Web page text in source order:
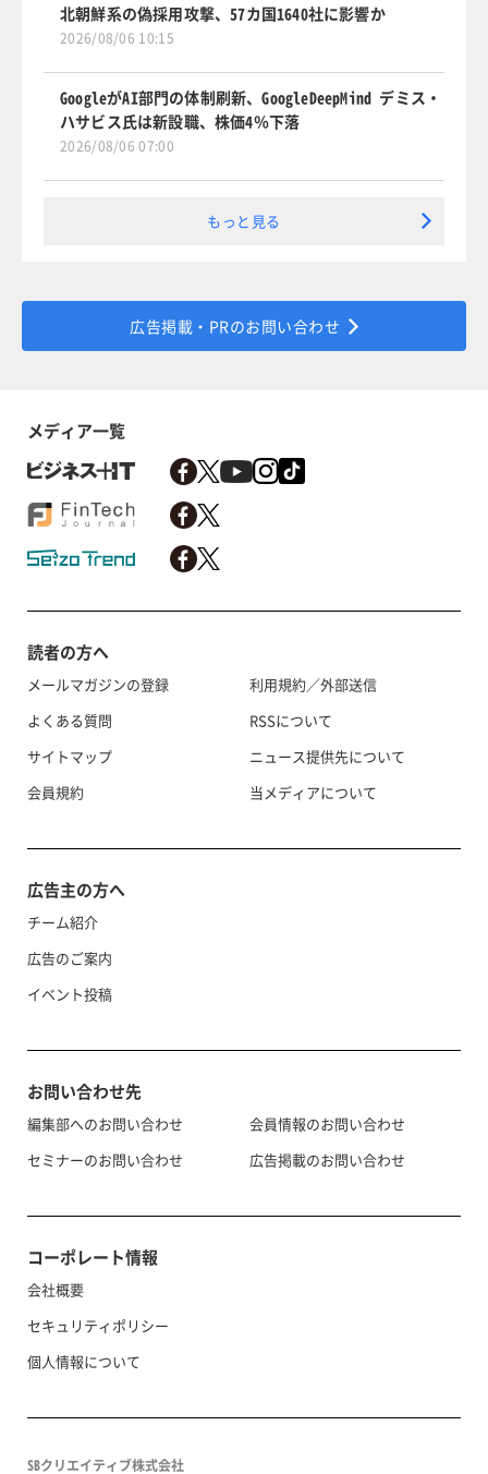
北朝鮮系の偽採用攻撃、57カ国1640社に影響か
2026/08/06 10:15
GoogleがAI部門の体制刷新、GoogleDeepMind デミス・
ハサビス氏は新設職、株価4％下落
2026/08/06 07:00
もっと見る
広告掲載・PRのお問い合わせ
メディア一覧
読者の方へ
メールマガジンの登録
よくある質問
サイトマップ
会員規約
利用規約／外部送信
RSSについて
ニュース提供先について
当メディアについて
広告主の方へ
チーム紹介
広告のご案内
イベント投稿
お問い合わせ先
編集部へのお問い合わせ
セミナーのお問い合わせ
会員情報のお問い合わせ
広告掲載のお問い合わせ
コーポレート情報
会社概要
セキュリティポリシー
個人情報について
SBクリエイティブ株式会社